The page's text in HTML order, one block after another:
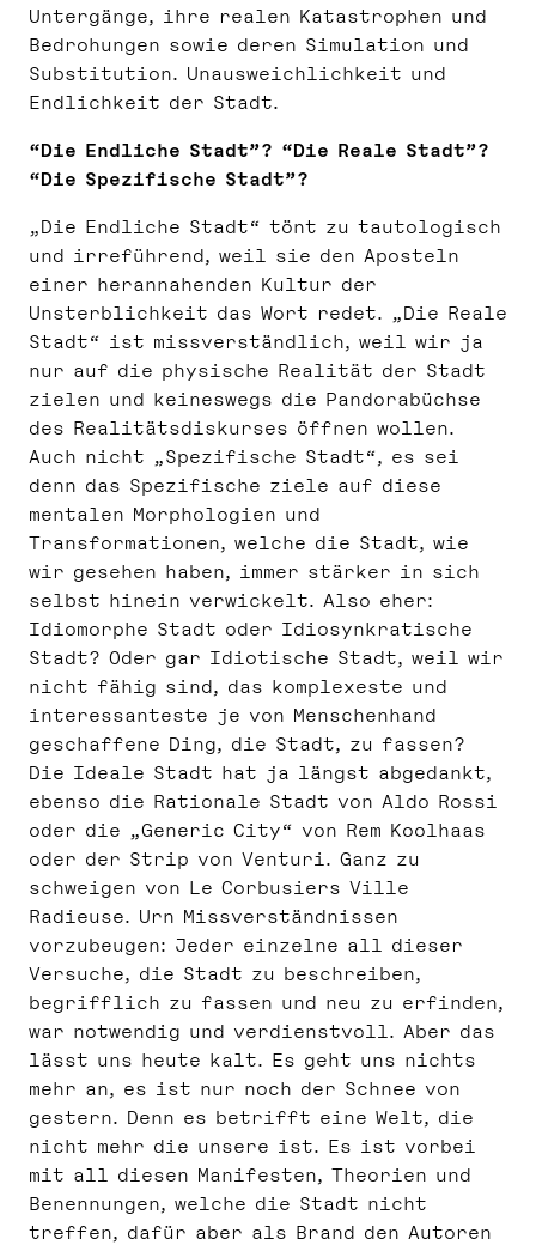
Untergänge, ihre realen Katastrophen und
Bedrohungen sowie deren Simulation und
Substitution. Unausweichlichkeit und
Endlichkeit der Stadt.
“Die Endliche Stadt”? “Die Reale Stadt”?
“Die Spezifische Stadt”?
„Die Endliche Stadt“ tönt zu tautologisch
und irreführend, weil sie den Aposteln
einer herannahenden Kultur der
Unsterblichkeit das Wort redet. „Die Reale
Stadt“ ist missverständlich, weil wir ja
nur auf die physische Realität der Stadt
zielen und keineswegs die Pandorabüchse
des Realitätsdiskurses öffnen wollen.
Auch nicht „Spezifische Stadt“, es sei
denn das Spezifische ziele auf diese
mentalen Morphologien und
Transformationen, welche die Stadt, wie
wir gesehen haben, immer stärker in sich
selbst hinein verwickelt. Also eher:
Idiomorphe Stadt oder Idiosynkratische
Stadt? Oder gar Idiotische Stadt, weil wir
nicht fähig sind, das komplexeste und
interessanteste je von Menschenhand
geschaffene Ding, die Stadt, zu fassen?
Die Ideale Stadt hat ja längst abgedankt,
ebenso die Rationale Stadt von Aldo Rossi
oder die „Generic City“ von Rem Koolhaas
oder der Strip von Venturi. Ganz zu
schweigen von Le Corbusiers Ville
Radieuse. Urn Missverständnissen
vorzubeugen: Jeder einzelne all dieser
Versuche, die Stadt zu beschreiben,
begrifflich zu fassen und neu zu erfinden,
war notwendig und verdienstvoll. Aber das
lässt uns heute kalt. Es geht uns nichts
mehr an, es ist nur noch der Schnee von
gestern. Denn es betrifft eine Welt, die
nicht mehr die unsere ist. Es ist vorbei
mit all diesen Manifesten, Theorien und
Benennungen, welche die Stadt nicht
treffen, dafür aber als Brand den Autoren